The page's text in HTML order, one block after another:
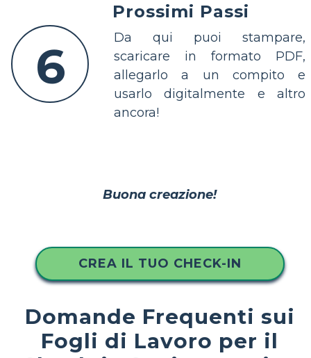
6
Prossimi Passi
Da qui puoi stampare,
scaricare in formato PDF,
allegarlo a un compito e
usarlo digitalmente e altro
ancora!
Buona creazione!
CREA IL TUO CHECK-IN
Domande Frequenti sui
Fogli di Lavoro per il